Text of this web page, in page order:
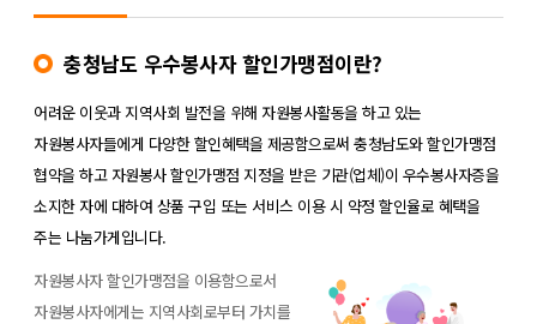
충청남도 우수봉사자 할인가맹점이란?
어려운 이웃과 지역사회 발전을 위해 자원봉사활동을 하고 있는
자원봉사자들에게 다양한 할인혜택을 제공함으로써 충청남도와 할인가맹점
협약을 하고 자원봉사 할인가맹점 지정을 받은 기관(업체)이 우수봉사자증을
소지한 자에 대하여 상품 구입 또는 서비스 이용 시 약정 할인율로 혜택을
주는 나눔가게입니다.
자원봉사자 할인가맹점을 이용함으로서
자원봉사자에게는 지역사회로부터 가치를